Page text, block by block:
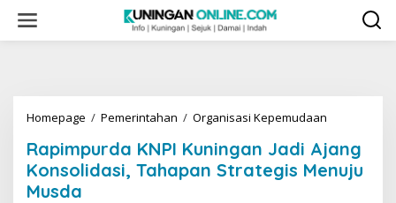
content
Homepage / Pemerintahan / Organisasi Kepemudaan
Kuningan
Jadi
Ajang
Rapimpurda KNPI Kuningan Jadi Ajang
Konsolidasi, Tahapan Strategis Menuju
Musda